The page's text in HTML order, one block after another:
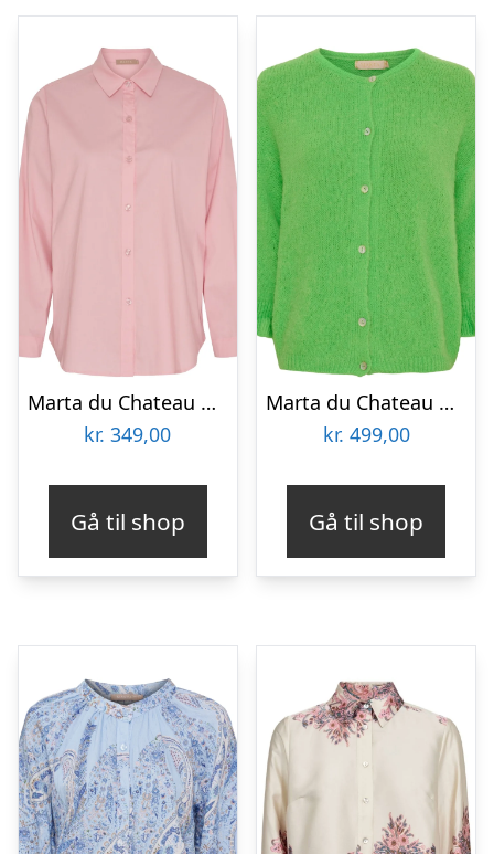
Marta du Chateau dame skjorte MdcNicoline 85700 – Rosa
kr. 349,00
Gå til shop
Marta du Chateau dame strik MdcJuliana 2413 – Green Fluo
kr. 499,00
Gå til shop